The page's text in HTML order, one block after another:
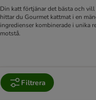
Din katt förtjänar det bästa och
hittar du Gourmet kattmat i en
ingredienser kombinerade i unika
motstå.
Filtrera